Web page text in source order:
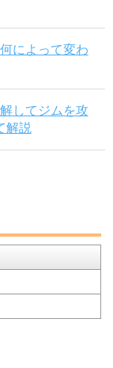
によって変わ
してジムを攻
解説